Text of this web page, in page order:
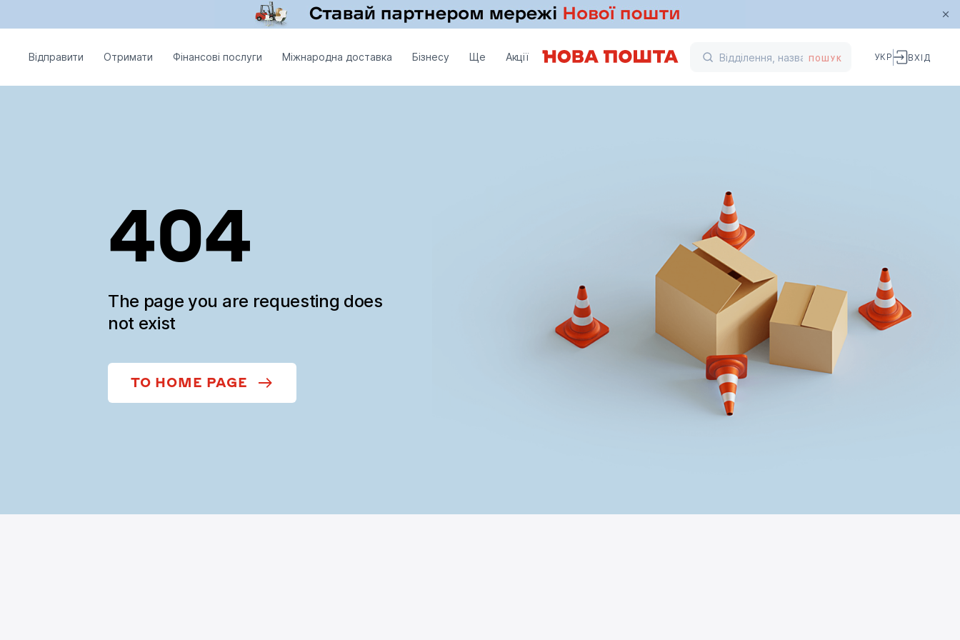
Відправити Отримати Фінансові послуги Міжнародна доставка Бізнесу Ще Акції ПОШУК УКР ВХІД
404
The page you are requesting does
not exist
TO HOME PAGE